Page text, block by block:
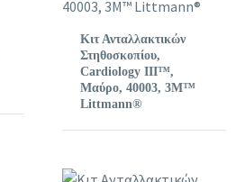
Κιτ Ανταλλακτικών
Στηθοσκοπίου,
Cardiology III™,
Μαύρο, 40003, 3M™
Littmann®